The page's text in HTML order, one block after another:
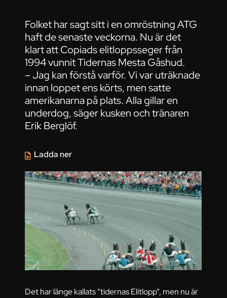
Folket har sagt sitt i en omröstning ATG
haft de senaste veckorna. Nu är det
klart att Copiads elitloppsseger från
1994 vunnit Tidernas Mesta Gåshud.
– Jag kan förstå varför. Vi var uträknade
innan loppet ens körts, men satte
amerikanarna på plats. Alla gillar en
underdog, säger kusken och tränaren
Erik Berglöf.
Det har länge kallats ”tidernas Elitlopp”, men nu är
Ladda ner